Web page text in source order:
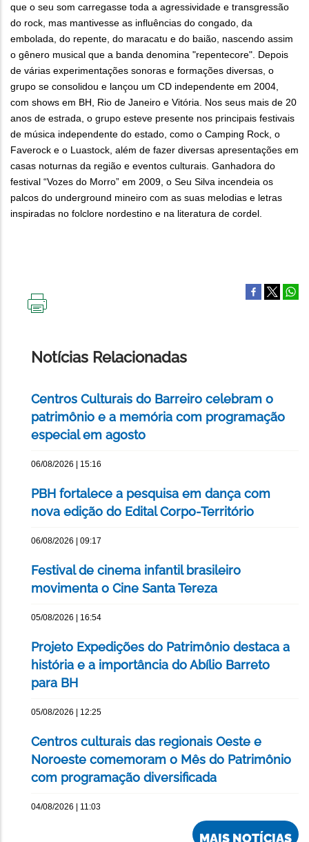
que o seu som carregasse toda a agressividade e transgressão
do rock, mas mantivesse as influências do congado, da
embolada, do repente, do maracatu e do baião, nascendo assim
o gênero musical que a banda denomina "repentecore". Depois
de várias experimentações sonoras e formações diversas, o
grupo se consolidou e lançou um CD independente em 2004,
com shows em BH, Rio de Janeiro e Vitória. Nos seus mais de 20
anos de estrada, o grupo esteve presente nos principais festivais
de música independente do estado, como o Camping Rock, o
Faverock e o Luastock, além de fazer diversas apresentações em
casas noturnas da região e eventos culturais. Ganhadora do
festival “Vozes do Morro” em 2009, o Seu Silva incendeia os
palcos do underground mineiro com as suas melodias e letras
inspiradas no folclore nordestino e na literatura de cordel.
Notícias Relacionadas
Centros Culturais do Barreiro celebram o
patrimônio e a memória com programação
especial em agosto
06/08/2026 | 15:16
PBH fortalece a pesquisa em dança com
nova edição do Edital Corpo-Território
06/08/2026 | 09:17
Festival de cinema infantil brasileiro
movimenta o Cine Santa Tereza
05/08/2026 | 16:54
Projeto Expedições do Patrimônio destaca a
história e a importância do Abílio Barreto
para BH
05/08/2026 | 12:25
Centros culturais das regionais Oeste e
Noroeste comemoram o Mês do Patrimônio
com programação diversificada
04/08/2026 | 11:03
MAIS NOTÍCIAS